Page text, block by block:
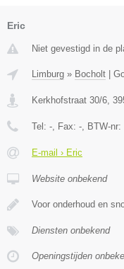
Eric
Niet gevestigd in de
Limburg » Bocholt |
Kerkhofstraat 30/6
Tel: - , Fax: - , BTW-nr:
E-mail › Eric
Website onbekend
Voor onderhoud en
Diensten onbekend
Openingstijden